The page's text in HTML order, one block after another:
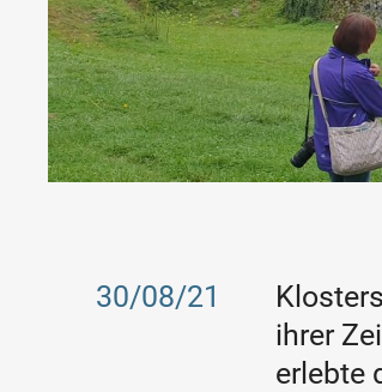
30/08/21
ihrer
erlebte